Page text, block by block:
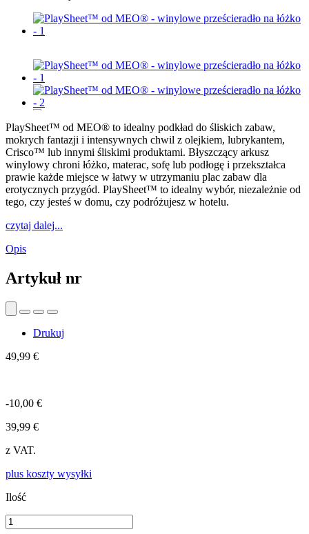
PlaySheet™ od MEO® to idealny podkład do śliskich zabaw,
mokrych fantazji i intensywnych chwil z olejkiem, lubrykantem,
Crisco™ lub innymi śliskimi produktami. Błyszczący arkusz
winylowy chroni łóżko, materac, sofę lub podłogę i przekształca
prawie każde miejsce w łatwy w utrzymaniu plac zabaw dla
erotycznych przygód. PlaySheet™ to idealny wybór, niezależnie od
tego, czy jesteś w domu, czy podróżujesz w hotelu.
czytaj dalej...
Opis
Artykuł nr
Drukuj
49,99 €
-10,00 €
39,99 €
z VAT.
plus koszty wysyłki
Ilość